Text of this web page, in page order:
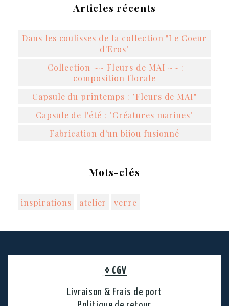
Articles récents
Dans les coulisses de la collection "Le Coeur
d'Eros"
Collection ~~ Fleurs de MAI ~~ :
composition florale
Capsule du printemps : "Fleurs de MAI"
Capsule de l'été : "Créatures marines"
Fabrication d'un bijou fusionné
Mots-clés
inspirations atelier verre
◊ CGV
Livraison & Frais de port